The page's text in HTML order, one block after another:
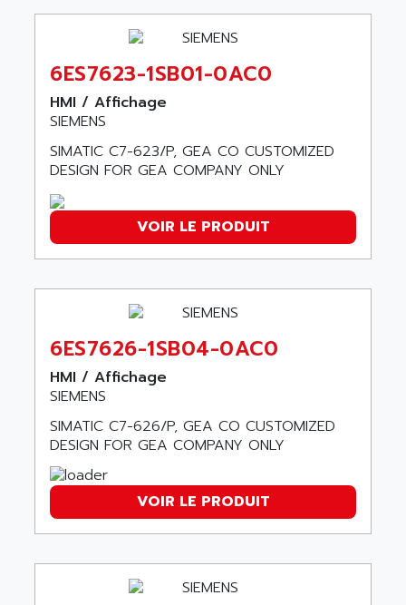
SERVVODYN
SE50
LTD12
MDLA
MDLS
ACM
PLS510
PLS508
SERVOSTAR
AC FEED MOTOR
SIMODRIVE 611
TSX MOMENTUM
NUM 1060
NUM 760
NUM 750/760
ULTRA SERIES
ADISCOM
ADL
ADL EUROTECH
ADLEE POWERTRONIC
ADLINK
ADLINK TECHNOLOGY
ADN
ADTECH POWER INC
ADVANCE
ADVANCE HIVOLT
ADVANCE TAPES
ADVANCED ENERGY
ADVANCED MOTION CONTROLS
ADVANCED POWER TECHNOLOGY
ADVANCED UV
ADVANTEC
ADVANTECH
6ES7623-1SB01-0AC0
HMI / Affichage
SIEMENS
SIMATIC C7-623/P, GEA CO CUSTOMIZED
DESIGN FOR GEA COMPANY ONLY
VOIR LE PRODUIT
6ES7626-1SB04-0AC0
HMI / Affichage
SIEMENS
SIMATIC C7-626/P, GEA CO CUSTOMIZED
DESIGN FOR GEA COMPANY ONLY
VOIR LE PRODUIT